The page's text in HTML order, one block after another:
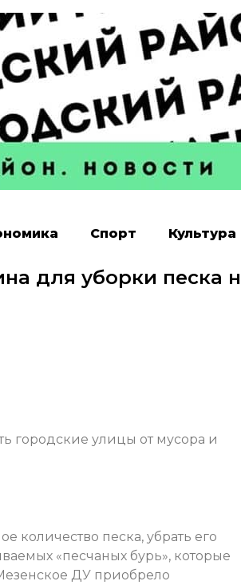
Спорт Культура
для уборки песка
городские улицы от мусора и
количество песка, убрать его
«песчаных бурь», которые
ДУ приобрело